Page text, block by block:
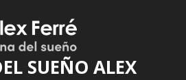
SUEÑO ALEX